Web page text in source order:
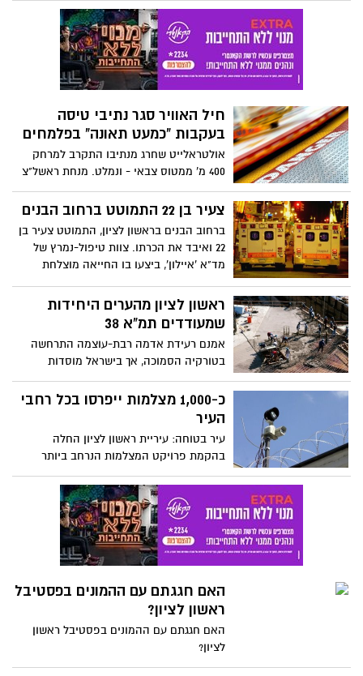
המשטרה הגיעו עוד ועוד טלפונים של אזרחים
מבוהלים.
חיל האוויר סגר נתיבי טיסה
בעקבות "כמעט תאונה" בפלמחים
אולטראלייט שחרג מנתיבו התקרב למרחק
400 מ' ממטוס צבאי - ונמלט. מנחת ראשל"צ
הושבת, ו-450 הטייסים האזרחיים במקום
טוענים ל"ענישה קולקטיבית"
צעיר בן 22 התמוטט ברחוב הבנים
ברחוב הבנים בראשון לציון, התמוטט צעיר בן
22 ואיבד את הכרתו. צוות טיפול-נמרץ של
מד"א 'איילון', ביצעו בו החייאה מוצלחת
הרופא'
ראשון לציון מהערים היחידות
שמעודדים תמ"א 38
אמנם רעידת אדמה רבת-עוצמה התרחשה
בטורקיה הסמוכה, אך בישראל מוסדות
התכנון ממשיכים להתמהמה בכל הקשור
לאישורי תוכנית לחיזוק מבנים מפני רעידות
אדמה
כ-1,000 מצלמות ייפרסו בכל רחבי
העיר
עיר בטוחה: עיריית ראשון לציון החלה
בהקמת פרויקט המצלמות הנרחב ביותר
בישראל. כ-1,000 מצלמות שייפרסו ברחבי
העיר ויעבירו מידע למוקד העירוני.
האם חגגתם עם ההמונים בפסטיבל
ראשון לציון?
האם חגגתם עם ההמונים בפסטיבל ראשון
לציון?